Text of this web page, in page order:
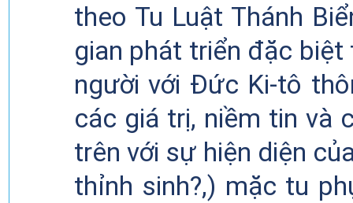
theo Tu Luật Thánh
gian phát triển đặc
người với Đức Ki-tô
các giá trị, niềm tin và
trên với sự hiện diện
thỉnh sinh?,) mặc tu